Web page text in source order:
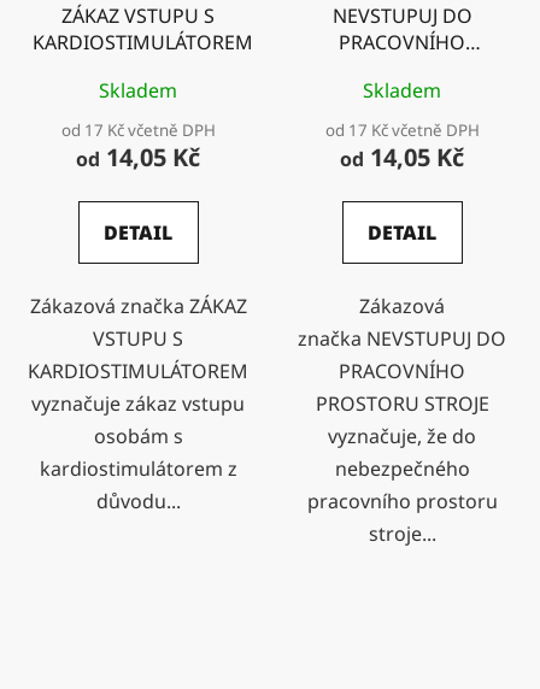
ZÁKAZ VSTUPU S
KARDIOSTIMULÁTOREM
Skladem
od 17 Kč včetně DPH
od 14,05 Kč
DETAIL
Zákazová značka ZÁKAZ
VSTUPU S
KARDIOSTIMULÁTOREM
vyznačuje zákaz vstupu
osobám s
kardiostimulátorem z
důvodu...
NEVSTUPUJ DO
PRACOVNÍHO
Skladem
od 17 Kč včetně DPH
od 14,05 Kč
DETAIL
Zákazová
značka NEVSTUPUJ DO
PRACOVNÍHO
PROSTORU STROJE
vyznačuje, že do
nebezpečného
pracovního prostoru
stroje...